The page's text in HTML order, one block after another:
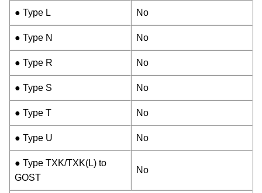
● Type L No
● Type N No
● Type R No
● Type S No
● Type T No
● Type U No
● Type TXK/TXK(L) to
GOST
No